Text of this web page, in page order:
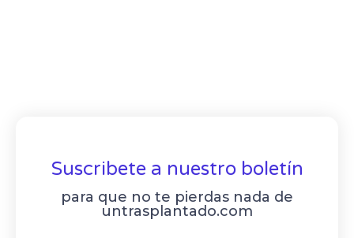
Suscribete a nuestro boletín
para que no te pierdas nada de
untrasplantado.com